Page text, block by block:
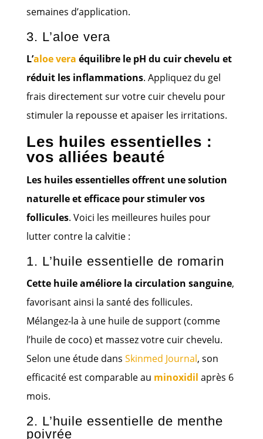
semaines d’application.
3. L’aloe vera
L’aloe vera équilibre le pH du cuir chevelu et
réduit les inflammations. Appliquez du gel
frais directement sur votre cuir chevelu pour
stimuler la repousse et apaiser les irritations.
Les huiles essentielles :
vos alliées beauté
Les huiles essentielles offrent une solution
naturelle et efficace pour stimuler vos
follicules. Voici les meilleures huiles pour
lutter contre la calvitie :
1. L’huile essentielle de romarin
Cette huile améliore la circulation sanguine,
favorisant ainsi la santé des follicules.
Mélangez-la à une huile de support (comme
l’huile de coco) et massez votre cuir chevelu.
Selon une étude dans Skinmed Journal, son
efficacité est comparable au minoxidil après 6
mois.
2. L’huile essentielle de menthe
poivrée